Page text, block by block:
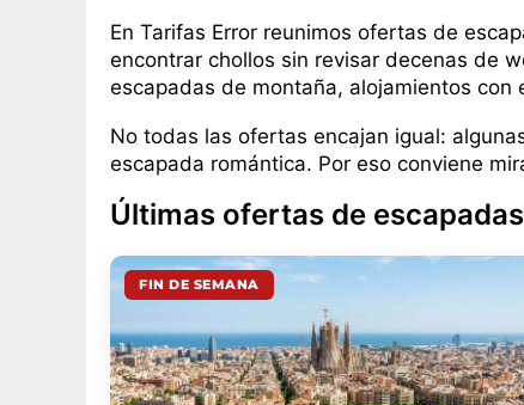
En Tarifas Error reunimos ofertas de
encontrar chollos sin revisar decenas de
escapadas de montaña, alojamientos
No todas las ofertas encajan igual:
escapada romántica. Por eso conviene
Últimas ofertas de
FIN DE SEMANA